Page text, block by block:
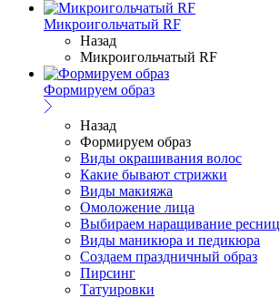
Микроигольчатый RF
Назад
Микроигольчатый RF
Формируем образ
Назад
Формируем образ
Виды окрашивания волос
Какие бывают стрижки
Виды макияжа
Омоложение лица
Выбираем наращивание ресниц
Виды маникюра и педикюра
Создаем праздничный образ
Пирсинг
Татуировки